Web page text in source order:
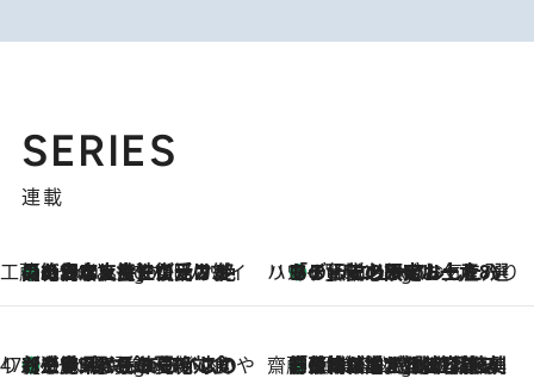
SERIES
連載
工藤まやのおもてなしハワイ
5 Hours Ago
【ハワイ土産】ローカルの絶大な支持で復活！ 絶品の幻クッキー《元ファンの日本人女性が受け継いだ名店》 ハワイ賢者 リサのお気に入りリスト5 Hours Ago
あの伝説の限定トートも！ リニューアルした「ディーン＆デルーカ ハワイ」で必須のお土産8選
47都道府県の手みやげ ひんやりスイーツで夏を満喫
5 Hours Ago
【三重県】この夏絶対食べたい 冷やしておいしいおやつ3選 お餅×アイスの新感覚スイーツ 齋藤 薫 美容脳ルネサンス
5 Hours Ago
「荷物が増えるほど旅ストレスは増す」美容ジャーナリストがたどり着いた最終結論。“化粧品を劇的に減らす”感動の凝縮美容とは